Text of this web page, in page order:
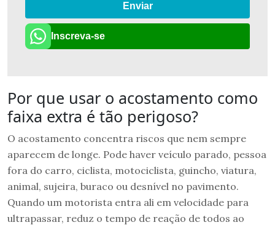
Enviar
Inscreva-se
Por que usar o acostamento como
faixa extra é tão perigoso?
O acostamento concentra riscos que nem sempre
aparecem de longe. Pode haver veículo parado, pessoa
fora do carro, ciclista, motociclista, guincho, viatura,
animal, sujeira, buraco ou desnível no pavimento.
Quando um motorista entra ali em velocidade para
ultrapassar, reduz o tempo de reação de todos ao